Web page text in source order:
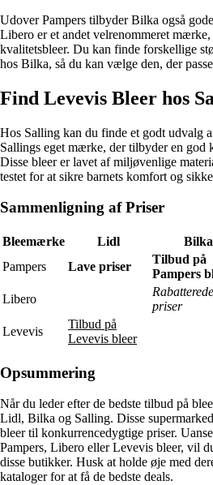
Udover Pampers tilbyder Bilka også
Libero er et andet velrenommeret
kvalitetsbleer. Du kan finde forskellige
hos Bilka, så du kan vælge den, der
Find Levevis Bleer hos
Hos Salling kan du finde et godt udvalg
Sallings eget mærke, der tilbyder en
Disse bleer er lavet af miljøvenlige
testet for at sikre barnets komfort og
Sammenligning af Priser
Bleemærke Lidl Bilka
Pampers
Lave priser
Tilbud på
Pampers
Libero
Rabatterede
priser
Levevis
Tilbud på
Levevis bleer
Opsummering
Når du leder efter de bedste tilbud på
Lidl, Bilka og Salling. Disse
bleer til konkurrencedygtige priser.
Pampers, Libero eller Levevis bleer, vil
disse butikker. Husk at holde øje med
kataloger for at få de bedste deals.